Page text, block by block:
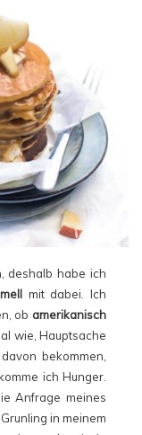
deshalb habe ich
mit dabei. Ich
ob amerikanisch
wie, Hauptsache
bekommen,
ich Hunger.
Anfrage meines
in meinem